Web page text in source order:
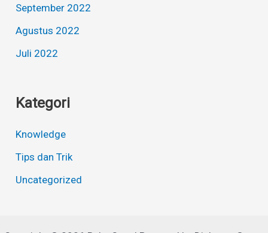
September 2022
Agustus 2022
Juli 2022
Kategori
Knowledge
Tips dan Trik
Uncategorized